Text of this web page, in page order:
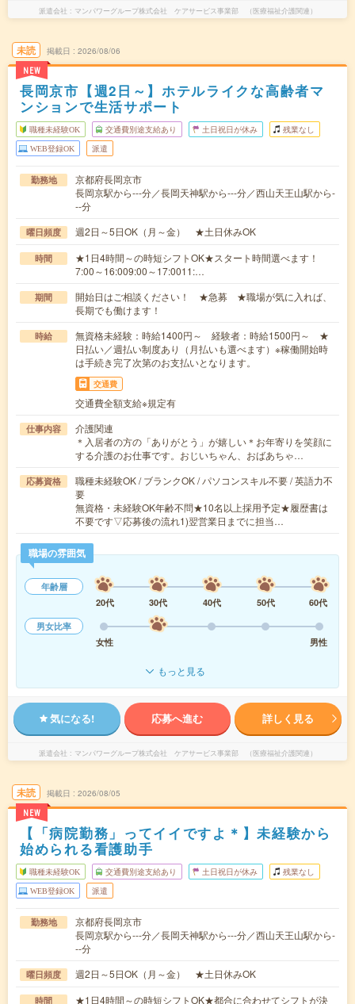
派遣会社 マンパワーグループ株式会社 ケアサービス事業部 （医療福祉介護関連）
未読
NEW
掲載日 2026/08/06
長岡京市【週2日～】ホテルライクな高齢者マ
ンションで生活サポート
職種未経験OK 交通費別途支給あり 土日祝日が休み 残業なし
WEB登録OK 派遣
勤務地
京都府長岡京市
長岡京駅から---分／長岡天神駅から---分／西山天王山駅から-
--分
曜日頻度 週2日～5日OK（月～金） ★土日休みOK
時間
★1日4時間～の時短シフトOK★スタート時間選べます！
7:00～16:009:00～17:0011:…
期間
開始日はご相談ください！ ★急募 ★職場が気に入れば、
長期でも働けます！
時給
無資格未経験：時給1400円～ 経験者：時給1500円～ ★
日払い／週払い制度あり（月払いも選べます）※稼働開始時
は手続き完了次第のお支払いとなります。
交通費
交通費全額支給※規定有
仕事内容
介護関連
＊入居者の方の「ありがとう」が嬉しい＊お年寄りを笑顔に
する介護のお仕事です。おじいちゃん、おばあちゃ…
応募資格
職種未経験OK / ブランクOK / パソコンスキル不要 / 英語力不
要
無資格・未経験OK年齢不問★10名以上採用予定★履歴書は
不要です▽応募後の流れ1)翌営業日までに担当…
職場の雰囲気
年齢層
20代
30代 40代 50代
60代
男女比率
女性
男性
もっと見る
気になる! 応募へ進む 詳しく見る
派遣会社 マンパワーグループ株式会社 ケアサービス事業部 （医療福祉介護関連）
未読
NEW
掲載日 2026/08/05
【「病院勤務」ってイイですよ＊】未経験から
始められる看護助手
職種未経験OK 交通費別途支給あり 土日祝日が休み 残業なし
WEB登録OK 派遣
勤務地
京都府長岡京市
長岡京駅から---分／長岡天神駅から---分／西山天王山駅から-
--分
曜日頻度 週2日～5日OK（月～金） ★土日休みOK
時間 ★1日4時間～の時短シフトOK★都合に合わせてシフトが決